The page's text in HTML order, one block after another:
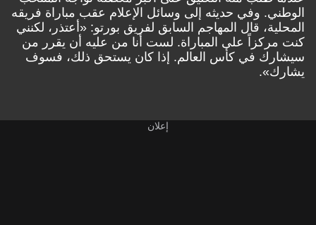
الوطني. وفي حديثه إلى وسائل الإعلام عقب مباراة فريقه
المحلية، قال المهاجم السابق لفريق بورتو: «أعتذر، لكنني
كنت مركزاً على المباراة. لست أنا من عليه أن يقرر من
سيشارك في كأس العالم. إذا كان يستحق ذلك، فسوف
يشارك».